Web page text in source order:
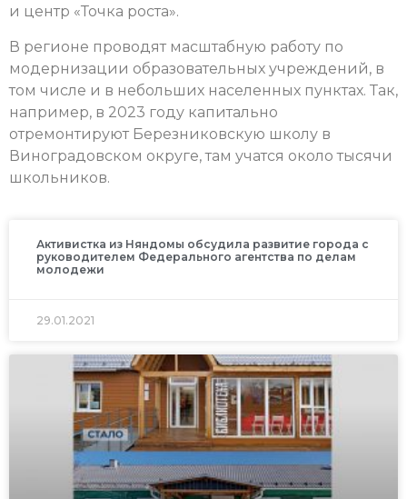
и центр «Точка роста».
В регионе проводят масштабную работу по
модернизации образовательных учреждений, в
том числе и в небольших населенных пунктах. Так,
например, в 2023 году капитально
отремонтируют Березниковскую школу в
Виноградовском округе, там учатся около тысячи
школьников.
Активистка из Няндомы обсудила развитие города с
руководителем Федерального агентства по делам
молодежи
29.01.2021